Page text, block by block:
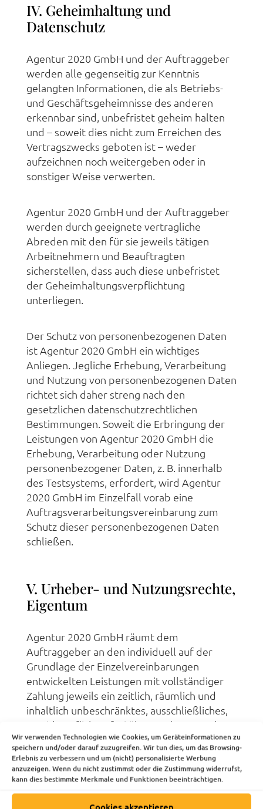
Wir verwenden Technologien wie Cookies, um Geräteinformationen zu
speichern und/oder darauf zuzugreifen. Wir tun dies, um das Browsing-
Erlebnis zu verbessern und um (nicht) personalisierte Werbung
anzuzeigen. Wenn du nicht zustimmst oder die Zustimmung widerrufst,
kann dies bestimmte Merkmale und Funktionen beeinträchtigen.
Cookies akzeptieren
IV. Geheimhaltung und
Datenschutz
Agentur 2020 GmbH und der Auftraggeber
werden alle gegenseitig zur Kenntnis
gelangten Informationen, die als Betriebs-
und Geschäftsgeheimnisse des anderen
erkennbar sind, unbefristet geheim halten
und – soweit dies nicht zum Erreichen des
Vertragszwecks geboten ist – weder
aufzeichnen noch weitergeben oder in
sonstiger Weise verwerten.
Agentur 2020 GmbH und der Auftraggeber
werden durch geeignete vertragliche
Abreden mit den für sie jeweils tätigen
Arbeitnehmern und Beauftragten
sicherstellen, dass auch diese unbefristet
der Geheimhaltungsverpflichtung
unterliegen.
Der Schutz von personenbezogenen Daten
ist Agentur 2020 GmbH ein wichtiges
Anliegen. Jegliche Erhebung, Verarbeitung
und Nutzung von personenbezogenen Daten
richtet sich daher streng nach den
gesetzlichen datenschutzrechtlichen
Bestimmungen. Soweit die Erbringung der
Leistungen von Agentur 2020 GmbH die
Erhebung, Verarbeitung oder Nutzung
personenbezogener Daten, z. B. innerhalb
des Testsystems, erfordert, wird Agentur
2020 GmbH im Einzelfall vorab eine
Auftragsverarbeitungsvereinbarung zum
Schutz dieser personenbezogenen Daten
schließen.
V. Urheber- und Nutzungsrechte,
Eigentum
Agentur 2020 GmbH räumt dem
Auftraggeber an den individuell auf der
Grundlage der Einzelvereinbarungen
entwickelten Leistungen mit vollständiger
Zahlung jeweils ein zeitlich, räumlich und
inhaltlich unbeschränktes, ausschließliches,
unwiderrufliches, frei übertragbares und
beliebig unterlizenzierbares Recht ein, diese
auf alle bekannten und künftige, neue
Nutzungsarten (sowohl in Source Code als
auch in Maschinen Code Form) zu nutzen.
Das Nutzungsrecht schließt – national und